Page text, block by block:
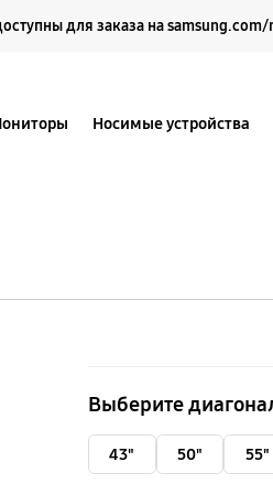
для заказа на samsung.com/
Носимые устройства
UHD
4K
Выберите
43" 50" 55"